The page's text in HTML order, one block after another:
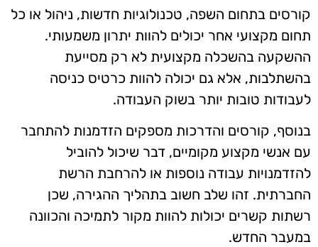
קורסים בתחום השפה, טכנולוגיות חדשות, ניהול או כל
תחום מקצועי אחר יכולים להוות יתרון משמעותי.
ההשקעה בהשכלה מקצועית לא רק מסייעת
בהשתלבות, אלא גם יכולה להוות כרטיס כניסה
לעבודות טובות יותר בשוק העבודה.
בנוסף, קורסים והדרכות מספקים הזדמנות להתחבר
עם אנשי מקצוע מקומיים, דבר שיכול להוביל
להזדמנויות עבודה נוספות או להרחבת הרשת
החברתית. זהו שלב חשוב בתהליך ההגירה, שכן
רשתות קשרים יכולות להוות מקור לתמיכה והכוונה
במעבר החדש.